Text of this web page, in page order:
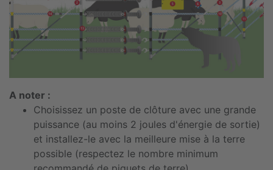
A noter :
Choisissez un poste de clôture avec une grande
puissance (au moins 2 joules d'énergie de sortie)
et installez-le avec la meilleure mise à la terre
possible (respectez le nombre minimum